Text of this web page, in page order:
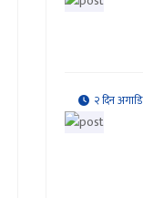
२ दिन अगाडि